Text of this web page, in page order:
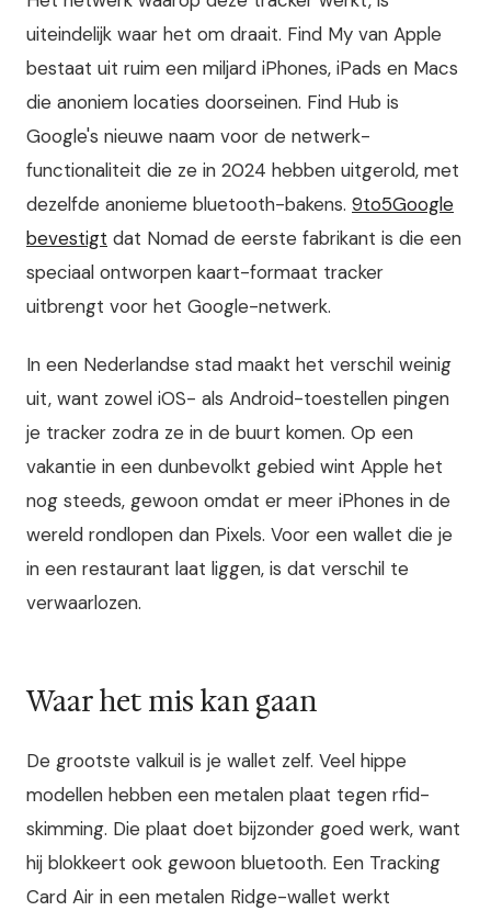
uiteindelijk waar het om draait. Find My van Apple
bestaat uit ruim een miljard iPhones, iPads en Macs
die anoniem locaties doorseinen. Find Hub is
Google's nieuwe naam voor de netwerk-
functionaliteit die ze in 2024 hebben uitgerold, met
dezelfde anonieme bluetooth-bakens. 9to5Google
bevestigt dat Nomad de eerste fabrikant is die een
speciaal ontworpen kaart-formaat tracker
uitbrengt voor het Google-netwerk.
In een Nederlandse stad maakt het verschil weinig
uit, want zowel iOS- als Android-toestellen pingen
je tracker zodra ze in de buurt komen. Op een
vakantie in een dunbevolkt gebied wint Apple het
nog steeds, gewoon omdat er meer iPhones in de
wereld rondlopen dan Pixels. Voor een wallet die je
in een restaurant laat liggen, is dat verschil te
verwaarlozen.
Waar het mis kan gaan
De grootste valkuil is je wallet zelf. Veel hippe
modellen hebben een metalen plaat tegen rfid-
skimming. Die plaat doet bijzonder goed werk, want
hij blokkeert ook gewoon bluetooth. Een Tracking
Card Air in een metalen Ridge-wallet werkt